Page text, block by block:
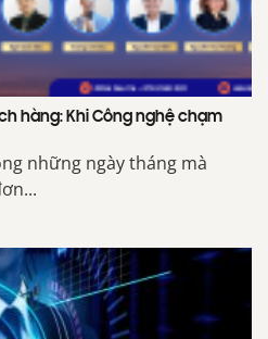
hàng: Khi Công nghệ chạm
những ngày tháng mà